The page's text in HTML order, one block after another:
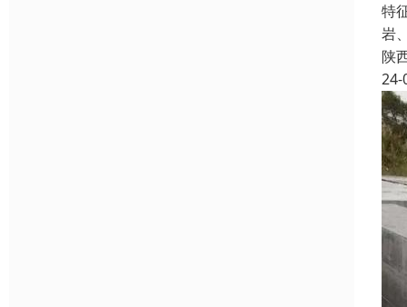
特
岩
陕
24-